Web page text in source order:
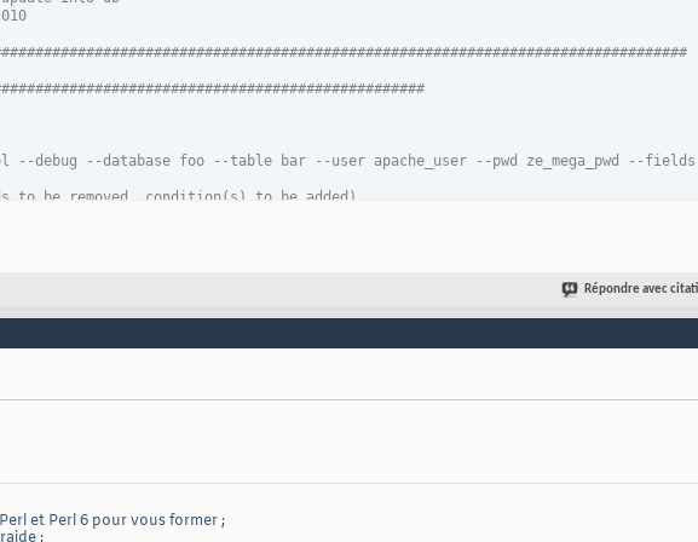
--debug --database foo --table bar --user apache_user --pwd ze_mega_pwd --
to be removed, condition(s) to be added)
Répondre avec
et Perl 6 pour vous former;